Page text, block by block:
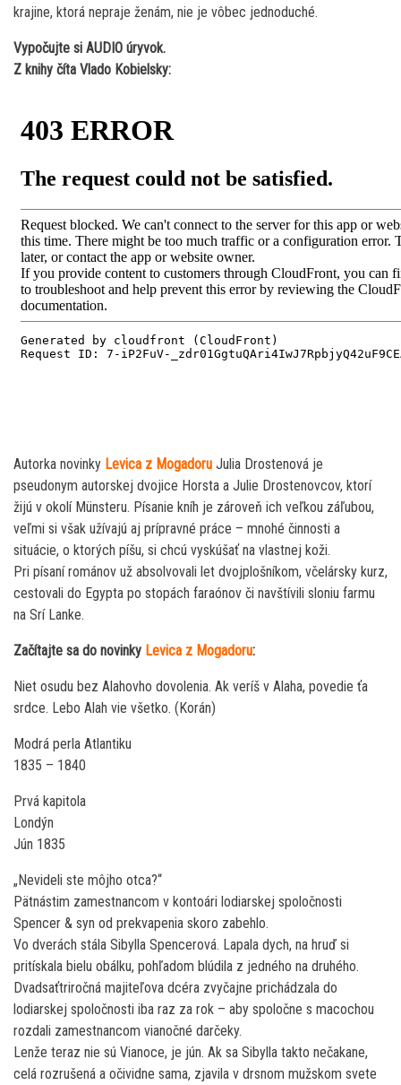
krajine, ktorá nepraje ženám, nie je vôbec jednoduché.
Vypočujte si AUDIO úryvok.
Z knihy číta Vlado Kobielsky:
Autorka novinky Levica z Mogadoru Julia Drostenová je
pseudonym autorskej dvojice Horsta a Julie Drostenovcov, ktorí
žijú v okolí Münsteru. Písanie kníh je zároveň ich veľkou záľubou,
veľmi si však užívajú aj prípravné práce – mnohé činnosti a
situácie, o ktorých píšu, si chcú vyskúšať na vlastnej koži.
Pri písaní románov už absolvovali let dvojplošníkom, včelársky kurz,
cestovali do Egypta po stopách faraónov či navštívili sloniu farmu
na Srí Lanke.
Začítajte sa do novinky Levica z Mogadoru:
Niet osudu bez Alahovho dovolenia. Ak veríš v Alaha, povedie ťa
srdce. Lebo Alah vie všetko. (Korán)
Modrá perla Atlantiku
1835 – 1840
Prvá kapitola
Londýn
Jún 1835
„Nevideli ste môjho otca?“
Pätnástim zamestnancom v kontoári lodiarskej spoločnosti
Spencer & syn od prekvapenia skoro zabehlo.
Vo dverách stála Sibylla Spencerová. Lapala dych, na hruď si
pritískala bielu obálku, pohľadom blúdila z jedného na druhého.
Dvadsaťtriročná majiteľova dcéra zvyčajne prichádzala do
lodiarskej spoločnosti iba raz za rok – aby spoločne s macochou
rozdali zamestnancom vianočné darčeky.
Lenže teraz nie sú Vianoce, je jún. Ak sa Sibylla takto nečakane,
celá rozrušená a očividne sama, zjavila v drsnom mužskom svete